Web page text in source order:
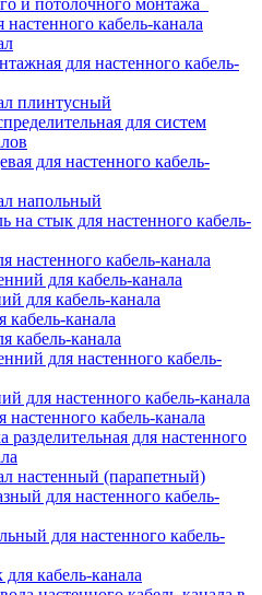
и потолочного монтажа
кабель-канала
для настенного кабель-
плинтусный
для систем
для настенного кабель-
напольный
на стык для настенного кабель-
настенного кабель-канала
для кабель-канала
для кабель-канала
кабель-канала
кабель-канала
для настенного кабель-
для настенного кабель-канала
настенного кабель-канала
разделительная для настенного
настенный (парапетный)
для настенного кабель-
для настенного кабель-
кабель-канала